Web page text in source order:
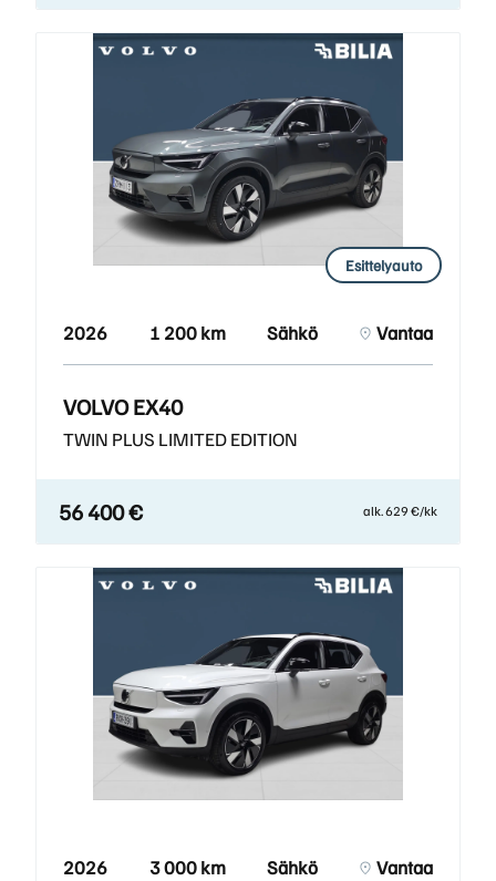
Esittelyauto
2026 1 200 km Sähkö Vantaa
VOLVO EX40
TWIN PLUS LIMITED EDITION
56 400 € alk. 629 €/kk
2026 3 000 km Sähkö Vantaa